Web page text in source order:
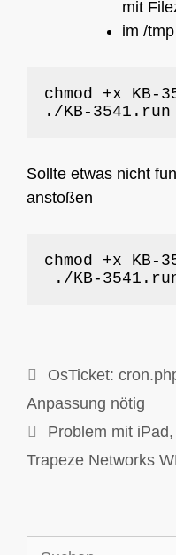
mit
im /
chmod +x KB-
./KB-3541.run
Sollte etwas nicht
anstoßen
chmod +x KB-
./KB-
OsTicket:
Anpassung nötig
Problem mit
Trapeze Networks